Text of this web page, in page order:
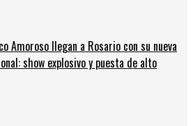
Amoroso llegan a Rosario con su nueva
show explosivo y puesta de alto